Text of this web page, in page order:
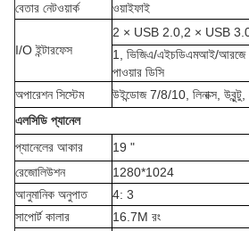
বেতার নেটওয়ার্ক
ওয়াইফাই
I/O ইন্টারফেস
2 × USB 2.0,2 × USB
1, ভিজিএ/এইচডিএমআই/
পাওয়ার ডিসি
অপারেশন সিস্টেম
উইন্ডোজ 7/8/10, লিনাক্স, উবুন্টু,
এলসিডি প্যানেল
প্যানেলের আকার
19 "
রেজোলিউশন
1280*1024
আনুমানিক অনুপাত
4: 3
সাপোর্ট কালার
16.7M রং